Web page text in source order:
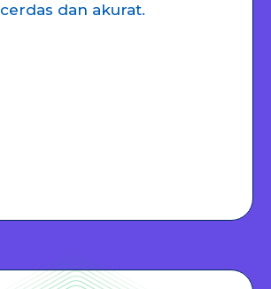
cerdas dan akurat.